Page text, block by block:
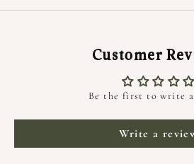
Customer
Be the first to write
Write a
HALTE MICH AUF DEM